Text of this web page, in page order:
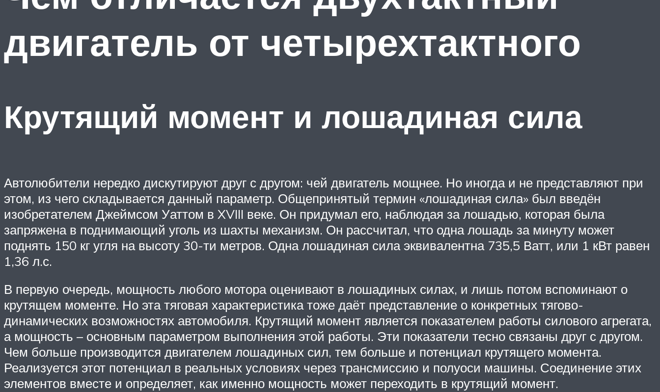
двигатель от четырехтактного
Крутящий момент и лошадиная сила
Автолюбители нередко дискутируют друг с другом: чей двигатель мощнее. Но иногда и не представляют при
этом, из чего складывается данный параметр. Общепринятый термин «лошадиная сила» был введён
изобретателем Джеймсом Уаттом в XVIII веке. Он придумал его, наблюдая за лошадью, которая была
запряжена в поднимающий уголь из шахты механизм. Он рассчитал, что одна лошадь за минуту может
поднять 150 кг угля на высоту 30-ти метров. Одна лошадиная сила эквивалентна 735,5 Ватт, или 1 кВт равен
1,36 л.с.
В первую очередь, мощность любого мотора оценивают в лошадиных силах, и лишь потом вспоминают о
крутящем моменте. Но эта тяговая характеристика тоже даёт представление о конкретных тягово-
динамических возможностях автомобиля. Крутящий момент является показателем работы силового агрегата,
а мощность – основным параметром выполнения этой работы. Эти показатели тесно связаны друг с другом.
Чем больше производится двигателем лошадиных сил, тем больше и потенциал крутящего момента.
Реализуется этот потенциал в реальных условиях через трансмиссию и полуоси машины. Соединение этих
элементов вместе и определяет, как именно мощность может переходить в крутящий момент.